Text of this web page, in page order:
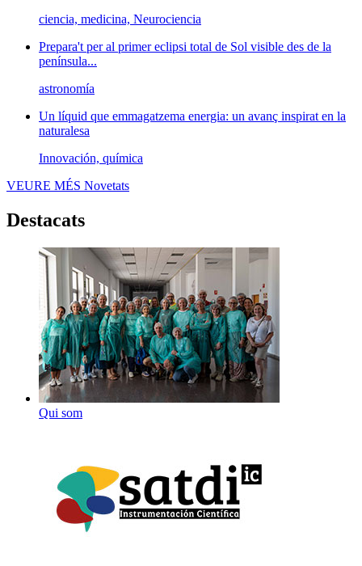
ciencia, medicina, Neurociencia
Prepara't per al primer eclipsi total de Sol visible des de la
península...
astronomía
Un líquid que emmagatzema energia: un avanç inspirat en la
naturalesa
Innovación, química
VEURE MÉS Novetats
Destacats
Qui som